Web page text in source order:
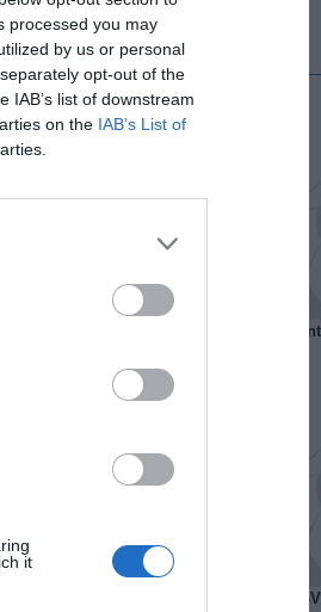
processed you may
by us or personal
opt-out of the
IAB’s list of downstream
on the IAB’s List of
it
Francia, il Marsiglia senza
A gennaio ipotesi scambio Davids-